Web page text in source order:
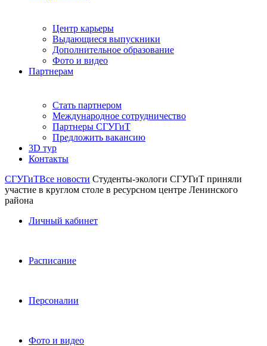
Центр карьеры
Выдающиеся выпускники
Дополнительное образование
Фото и видео
Партнерам
Стать партнером
Международное сотрудничество
Партнеры СГУГиТ
Предложить вакансию
3D тур
Контакты
СГУГиТВсе новости Студенты-экологи СГУГиТ приняли
участие в круглом столе в ресурсном центре Ленинского
района
Личный кабинет
Расписание
Персоналии
Фото и видео